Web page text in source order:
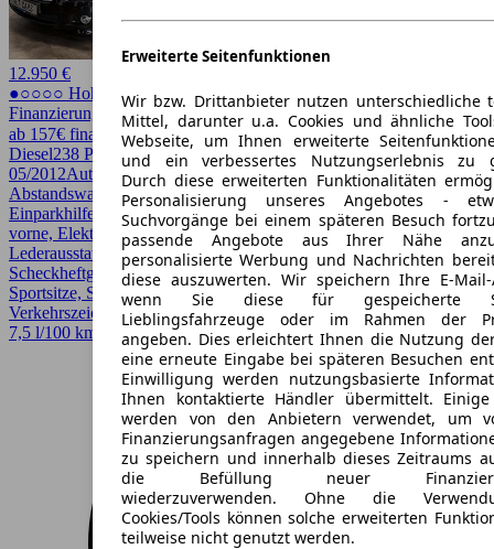
Erweiterte Seitenfunktionen
Wir bzw. Drittanbieter nutzen unterschiedliche
Mittel, darunter u.a. Cookies und ähnliche
Webseite, um Ihnen erweiterte
und ein verbessertes Nutzungserlebnis zu
Durch diese erweiterten Funktionalitäten
Personalisierung unseres Angebotes -
Suchvorgänge bei einem späteren Besuch
passende Angebote aus Ihrer Nähe
personalisierte Werbung und Nachrichten
diese auszuwerten. Wir speichern Ihre E-Mail-
wenn Sie diese für gespeicherte
Lieblingsfahrzeuge oder im Rahmen der
angeben. Dies erleichtert Ihnen die Nutzung
eine erneute Eingabe bei späteren Besuchen
Einwilligung werden nutzungsbasierte
Ihnen kontaktierte Händler übermittelt. Einige
werden von den Anbietern verwendet, um
Finanzierungsanfragen angegebene
zu speichern und innerhalb dieses Zeitraums
die Befüllung neuer
wiederzuverwenden. Ohne die
Cookies/Tools können solche erweiterten
teilweise nicht genutzt werden.
12.950 €
●○○○○ Hoher Preis
Finanzierung möglich
ab 157€ finanzieren ↗
Diesel238 PS (175 kW)169.946 kmEZ
05/2012AutomatikLimousine
4 Türen
Abstandswarner, Beheizbares Lenkrad, Bi-Xenon Scheinwerfer,
Einparkhilfe, Einparkhilfe Sensoren hinten, Einparkhilfe Sensoren
vorne, Elektrische Sitze, Garantie, HU/AU neu, Kurvenlicht,
Lederausstattung, Lichtsensor, Lordosenstütze, Regensensor,
Scheckheftgepflegt, Schiebedach, Sitzheizung, Sportpaket,
Sportsitze, Spurhalteassistent, Totwinkel-Assistent,
Verkehrszeichenerkennung
7,5 l/100 km (komb.)* · CO2-Klasse D